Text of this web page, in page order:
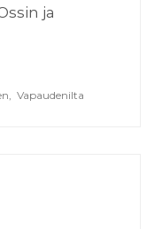
ja
, Vapaudenilta